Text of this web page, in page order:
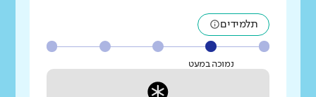
תלמידים
נמוכה במעט